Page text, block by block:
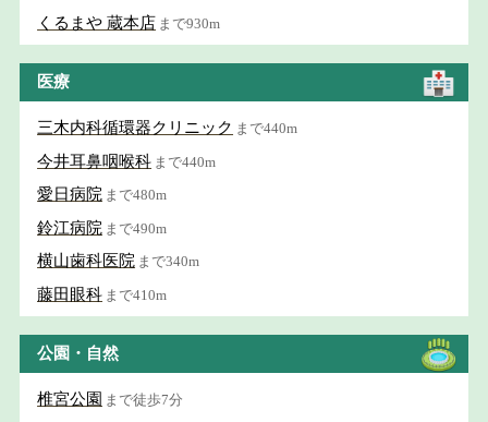
くるまや 蔵本店 まで930m
医療
三木内科循環器クリニック まで440m
今井耳鼻咽喉科 まで440m
愛日病院 まで480m
鈴江病院 まで490m
横山歯科医院 まで340m
藤田眼科 まで410m
公園・自然
椎宮公園 まで徒歩7分